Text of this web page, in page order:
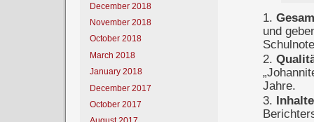
December 2018
November 2018
October 2018
March 2018
January 2018
December 2017
October 2017
und
Jahre.
Inhalte